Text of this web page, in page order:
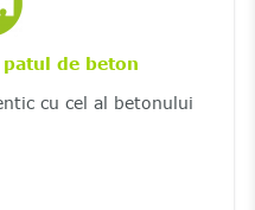
de beton
cu cel al betonului